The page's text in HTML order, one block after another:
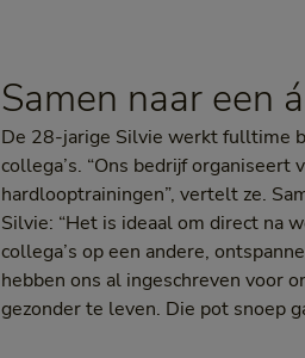
Samen naar een
De 28-jarige Silvie werkt fulltime
collega’s. “Ons bedrijf
hardlooptrainingen”, vertelt ze.
Silvie: “Het is ideaal om direct na
collega’s op een andere,
hebben ons al ingeschreven voor
gezonder te leven. Die pot snoep